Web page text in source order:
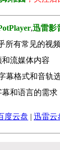
,迅雷影
所有常见的视
流媒体内容
幕格式和音轨
和语言的需求
度云盘 | 迅雷云